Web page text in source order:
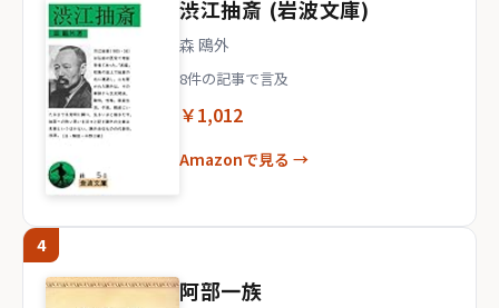
渋江抽斎 (岩波文庫)
森 鴎外
8件の記事で言及
￥1,012
Amazonで見る →
4
阿部一族